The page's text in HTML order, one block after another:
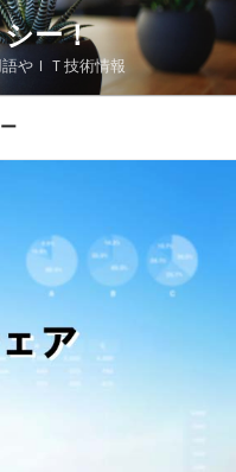
ー！
やＩＴ技術情報